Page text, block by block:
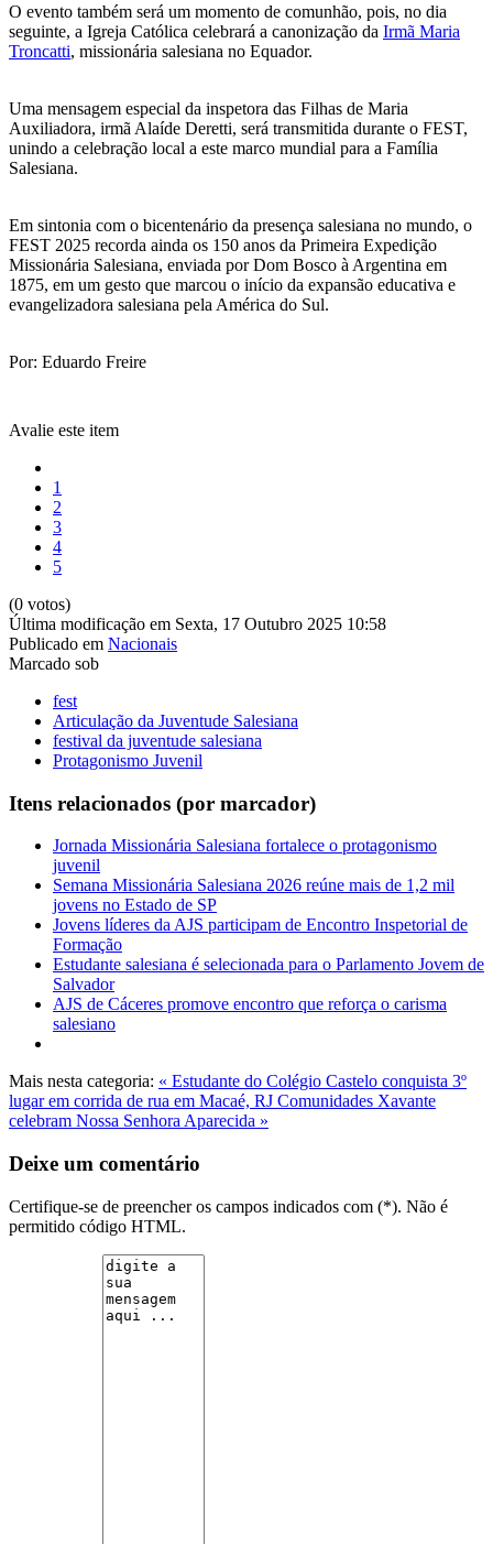
O evento também será um momento de comunhão, pois, no dia
seguinte, a Igreja Católica celebrará a canonização da Irmã Maria
Troncatti, missionária salesiana no Equador.
Uma mensagem especial da inspetora das Filhas de Maria
Auxiliadora, irmã Alaíde Deretti, será transmitida durante o FEST,
unindo a celebração local a este marco mundial para a Família
Salesiana.
Em sintonia com o bicentenário da presença salesiana no mundo, o
FEST 2025 recorda ainda os 150 anos da Primeira Expedição
Missionária Salesiana, enviada por Dom Bosco à Argentina em
1875, em um gesto que marcou o início da expansão educativa e
evangelizadora salesiana pela América do Sul.
Por: Eduardo Freire
Avalie este item
1
2
3
4
5
(0 votos)
Última modificação em Sexta, 17 Outubro 2025 10:58
Publicado em Nacionais
Marcado sob
fest
Articulação da Juventude Salesiana
festival da juventude salesiana
Protagonismo Juvenil
Itens relacionados (por marcador)
Jornada Missionária Salesiana fortalece o protagonismo
juvenil
Semana Missionária Salesiana 2026 reúne mais de 1,2 mil
jovens no Estado de SP
Jovens líderes da AJS participam de Encontro Inspetorial de
Formação
Estudante salesiana é selecionada para o Parlamento Jovem de
Salvador
AJS de Cáceres promove encontro que reforça o carisma
salesiano
Mais nesta categoria: « Estudante do Colégio Castelo conquista 3º
lugar em corrida de rua em Macaé, RJ Comunidades Xavante
celebram Nossa Senhora Aparecida »
Deixe um comentário
Certifique-se de preencher os campos indicados com (*). Não é
permitido código HTML.